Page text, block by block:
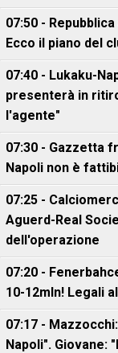
07:50 -
Ecco il piano del
07:40 - Lukaku-
presenterà in
l'agente"
07:30 - Gazzetta
Napoli non è
07:25 -
Aguerd-Real
dell'operazione
07:20 -
10-12mln! Legali
07:17 -
Napoli". Giovane: